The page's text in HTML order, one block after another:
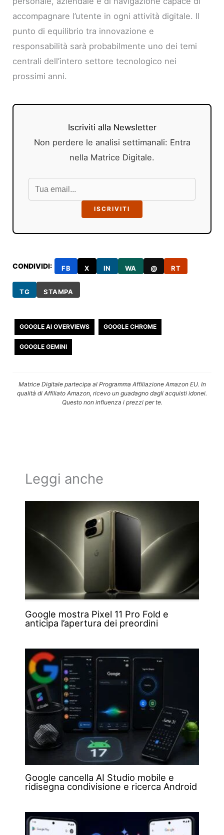
accompagnare l’utente in ogni attività digitale. Il
punto di equilibrio tra innovazione e
responsabilità sarà probabilmente uno dei temi
centrali dell’intero settore tecnologico nei
prossimi anni.
Iscriviti alla Newsletter
Non perdere le analisi settimanali: Entra
nella Matrice Digitale.
ISCRIVITI
CONDIVIDI: FB X IN WA @ RT
TG STAMPA
GOOGLE AI OVERVIEWS GOOGLE CHROME
GOOGLE GEMINI
Matrice Digitale partecipa al Programma Affiliazione Amazon EU. In
qualità di Affiliato Amazon, ricevo un guadagno dagli acquisti idonei.
Questo non influenza i prezzi per te.
Leggi anche
Google mostra Pixel 11 Pro Fold e
anticipa l’apertura dei preordini
Google cancella AI Studio mobile e
ridisegna condivisione e ricerca Android